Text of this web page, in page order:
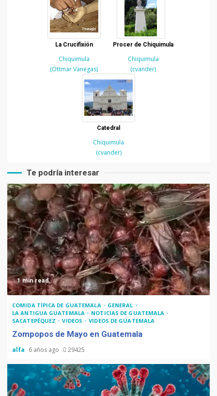
La Crucifixión
Chiquimula
(Ottmar Vanegas)
Procer de Chiquimula
Chiquimula
(cvander)
Catedral
Chiquimula
(cvander)
Te podría interesar
1 min read
COMIDA TÍPICA DE GUATEMALA
GENERAL
LA ANTIGUA GUATEMALA
NOTICIAS DE GUATEMALA
SACATEPÉQUEZ
VIDEOS VIDEOS DE GUATEMALA
Zompopos de Mayo en Guatemala
alfa 6 años ago 29425